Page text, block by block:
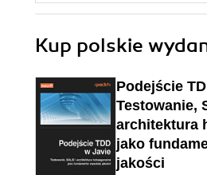
Kup polskie
Podejście
Testowanie,
architektura
jako
jakości